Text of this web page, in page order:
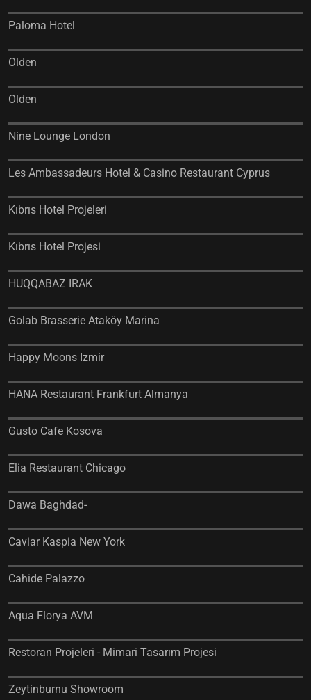
Paloma Hotel
Olden
Olden
Nine Lounge London
Les Ambassadeurs Hotel & Casino Restaurant Cyprus
Kıbrıs Hotel Projeleri
Kıbrıs Hotel Projesi
HUQQABAZ IRAK
Golab Brasserie Ataköy Marina
Happy Moons Izmir
HANA Restaurant Frankfurt Almanya
Gusto Cafe Kosova
Elia Restaurant Chicago
Dawa Baghdad-
Caviar Kaspia New York
Cahide Palazzo
Aqua Florya AVM
Restoran Projeleri - Mimari Tasarım Projesi
Zeytinburnu Showroom